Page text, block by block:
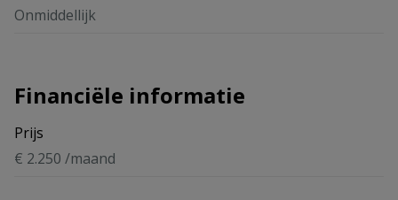
Onmiddellijk
Financiële informatie
Prijs
€ 2.250 /maand